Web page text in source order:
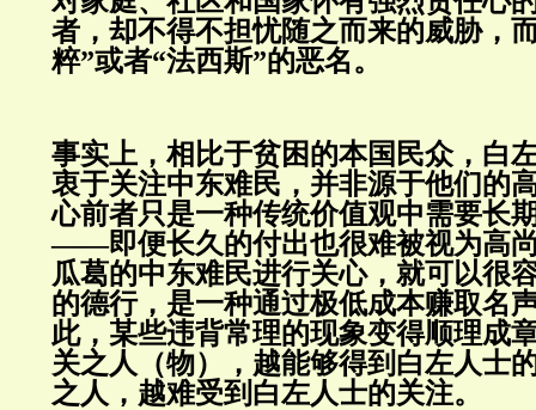
者，却不得不担忧随之而来的威胁，
粹”或者“法西斯”的恶名。
事实上，相比于贫困的本国民众，白
衷于关注中东难民，并非源于他们的
心前者只是一种传统价值观中需要长
——即便长久的付出也很难被视为高
瓜葛的中东难民进行关心，就可以很
的德行，是一种通过极低成本赚取名
此，某些违背常理的现象变得顺理成
关之人（物），越能够得到白左人士
之人，越难受到白左人士的关注。